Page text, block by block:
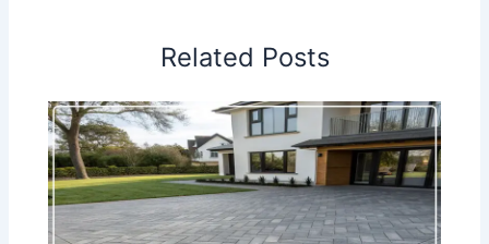
Related Posts